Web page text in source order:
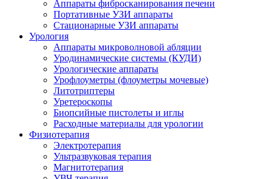
Аппараты фибросканирования печени
Портативные УЗИ аппараты
Стационарные УЗИ аппараты
Урология
Аппараты микроволновой абляции
Уродинамические системы (КУДИ)
Урологические аппараты
Урофлоуметры (флоуметры мочевые)
Литотриптеры
Уретероскопы
Биопсийные пистолеты и иглы
Расходные материалы для урологии
Физиотерапия
Электротерапия
Ультразвуковая терапия
Магнитотерапия